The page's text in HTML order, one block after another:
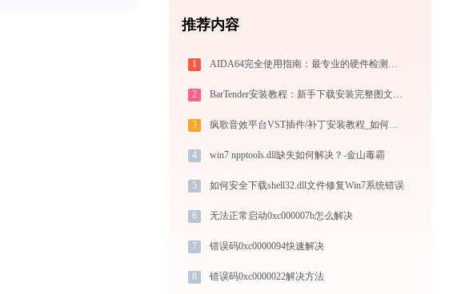
推荐内容
1 AIDA64完全使用指南：最专业的硬件检测与系统诊断工具从入门到精通（2026最新）
2 BarTender安装教程：新手下载安装完整图文步骤
3 疯歌音效平台VST插件/补丁安装教程_如何加载插件效果包
4 win7 npptools.dll缺失如何解决？-金山毒霸
5 如何安全下载shell32.dll文件修复Win7系统错误
6 无法正常启动0xc000007b怎么解决
7 错误码0xc0000094快速解决
8 错误码0xc0000022解决方法